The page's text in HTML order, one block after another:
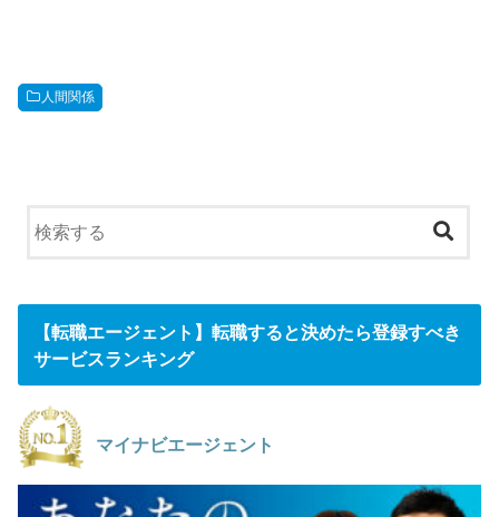
人間関係
【転職エージェント】転職すると決めたら登録すべき
サービスランキング
マイナビエージェント